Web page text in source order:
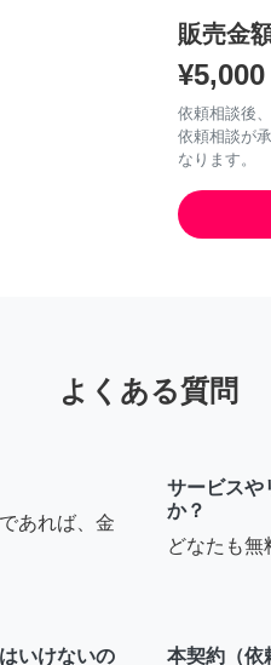
販売金
¥5,000
依頼相談後
依頼相談が
なります。
よくある質問
あれば、金
サービスや
か？
どなたも無
いけないの
本契約（依